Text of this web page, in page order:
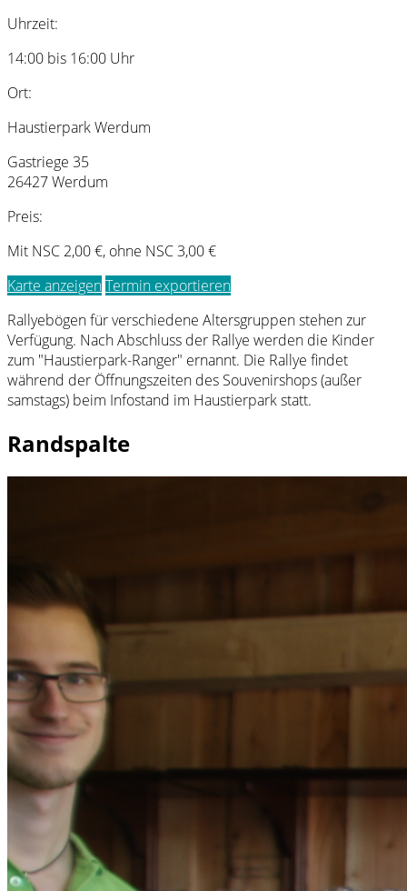
Uhrzeit:
14:00 bis 16:00 Uhr
Ort:
Haustierpark Werdum
Gastriege 35
26427 Werdum
Preis:
Mit NSC 2,00 €, ohne NSC 3,00 €
Karte anzeigenTermin exportieren
Rallyebögen für verschiedene Altersgruppen stehen zur
Verfügung. Nach Abschluss der Rallye werden die Kinder
zum "Haustierpark-Ranger" ernannt. Die Rallye findet
während der Öffnungszeiten des Souvenirshops (außer
samstags) beim Infostand im Haustierpark statt.
Randspalte